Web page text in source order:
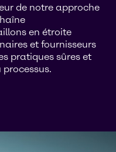
de notre approche
en étroite
et fournisseurs
pratiques sûres et